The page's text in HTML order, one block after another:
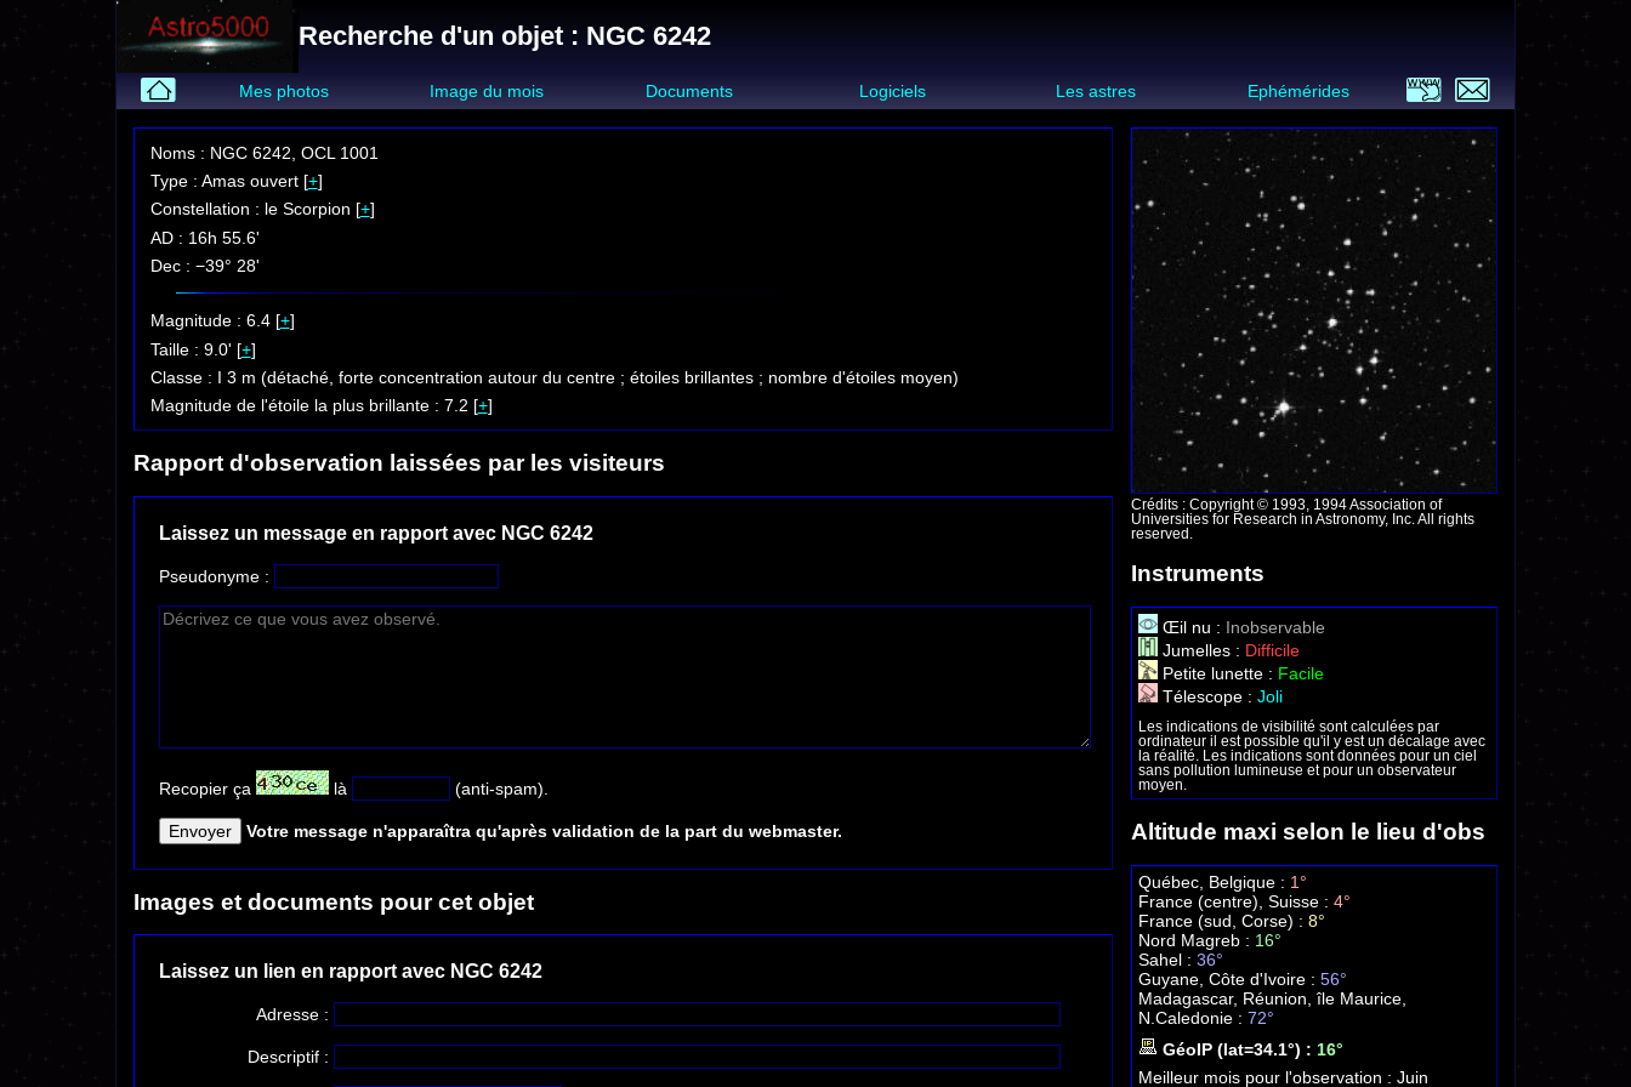
Recherche d'un objet : NGC 6242
Mes photos Image du mois Documents Logiciels Les astres Ephémérides
Noms : NGC 6242, OCL 1001
Type : Amas ouvert [+]
Constellation : le Scorpion [+]
AD : 16h 55.6'
Dec : −39° 28'
Magnitude : 6.4 [+]
Taille : 9.0' [+]
Classe : I 3 m (détaché, forte concentration autour du centre ; étoiles brillantes ; nombre d'étoiles moyen)
Magnitude de l'étoile la plus brillante : 7.2 [+]
Crédits : Copyright © 1993, 1994 Association of
Universities for Research in Astronomy, Inc. All rights
reserved.
Instruments
Œil nu : Inobservable
Jumelles : Difficile
Petite lunette : Facile
Télescope : Joli
Les indications de visibilité sont calculées par
ordinateur il est possible qu'il y est un décalage avec
la réalité. Les indications sont données pour un ciel
sans pollution lumineuse et pour un observateur
moyen.
Altitude maxi selon le lieu d'obs
Québec, Belgique : 1°
France (centre), Suisse : 4°
France (sud, Corse) : 8°
Nord Magreb : 16°
Sahel : 36°
Guyane, Côte d'Ivoire : 56°
Madagascar, Réunion, île Maurice,
N.Caledonie : 72°
GéoIP (lat=34.1°) : 16°
Meilleur mois pour l'observation : Juin
Rapport d'observation laissées par les visiteurs
Laissez un message en rapport avec NGC 6242
Pseudonyme :
Recopier ça là (anti-spam).
Votre message n'apparaîtra qu'après validation de la part du webmaster.
Images et documents pour cet objet
Laissez un lien en rapport avec NGC 6242
Adresse :
Descriptif :